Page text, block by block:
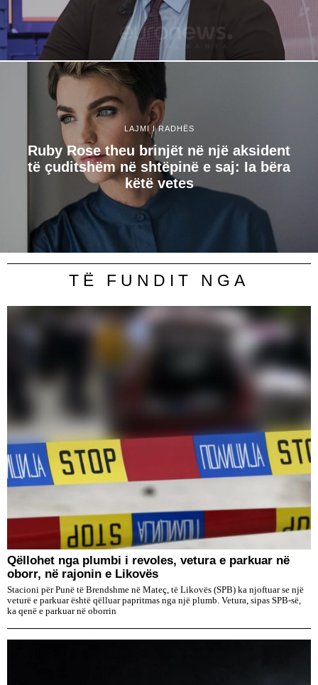
LAJMI I RADHËS
Ruby Rose theu brinjët në një aksident
të çuditshëm në shtëpinë e saj: Ia bëra
këtë vetes
TË FUNDIT NGA
Qëllohet nga plumbi i revoles, vetura e parkuar në
oborr, në rajonin e Likovës
Stacioni për Punë të Brendshme në Mateç, të Likovës (SPB) ka njoftuar se një
veturë e parkuar është qëlluar papritmas nga një plumb. Vetura, sipas SPB-së,
ka qenë e parkuar në oborrin